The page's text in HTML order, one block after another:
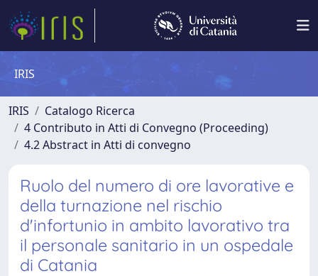
IRIS
IRIS
Catalogo Ricerca
4 Contributo in Atti di Convegno (Proceeding)
4.2 Abstract in Atti di convegno
Ruolo del numero di ore lavorative e
della turnazione nel rischio
d'infortunio in ambito lavorativo tra
il personale sanitario in un ospedale
di Catania